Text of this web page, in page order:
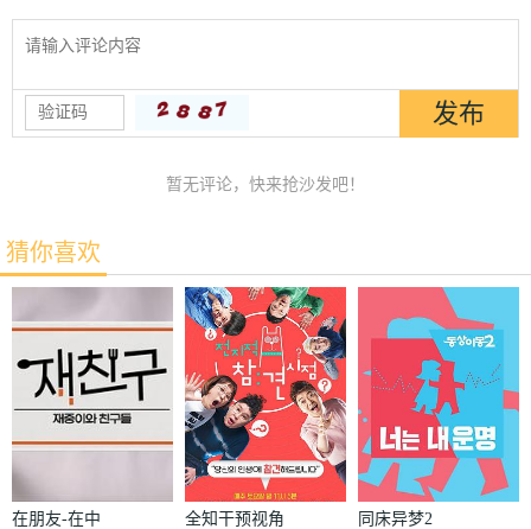
暂无评论，快来抢沙发吧！
猜你喜欢
在朋友-在中
全知干预视角 同床异梦2